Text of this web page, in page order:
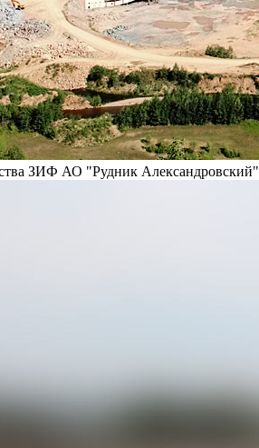
ЗИФ АО "Рудник Александровский"